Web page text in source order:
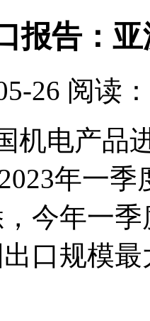
报告：
26 阅读
机电产品
年一
今年一
口规模